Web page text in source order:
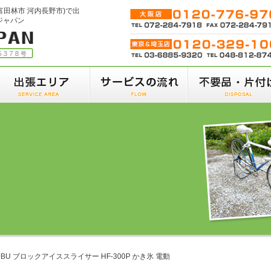
田林市 河内長野市)で出
ャパン
ブロックアイススライサー HF-300P かき氷 電動